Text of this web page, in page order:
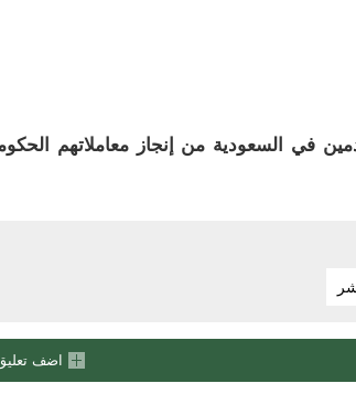
في السعودية من إنجاز معاملاتهم
اضف